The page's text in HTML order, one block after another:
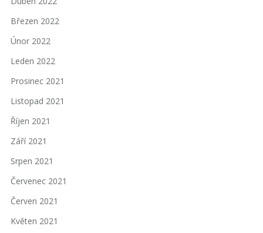
Březen 2022
Únor 2022
Leden 2022
Prosinec 2021
Listopad 2021
Říjen 2021
Září 2021
Srpen 2021
Červenec 2021
Červen 2021
Květen 2021